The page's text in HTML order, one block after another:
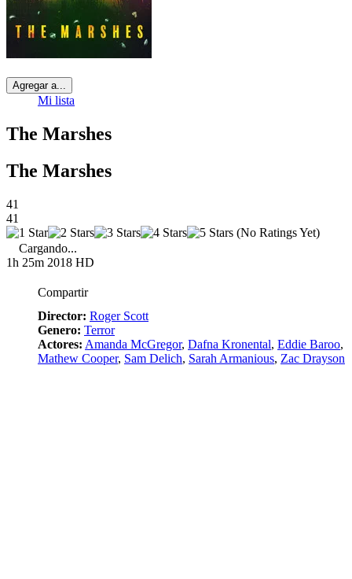
Agregar a...
Mi lista
The Marshes
The Marshes
41
41
(No Ratings Yet)
Cargando...
1h 25m 2018 HD
Compartir
Director: Roger Scott
Genero: Terror
Actores: Amanda McGregor, Dafna Kronental, Eddie Baroo,
Mathew Cooper, Sam Delich, Sarah Armanious, Zac Drayson